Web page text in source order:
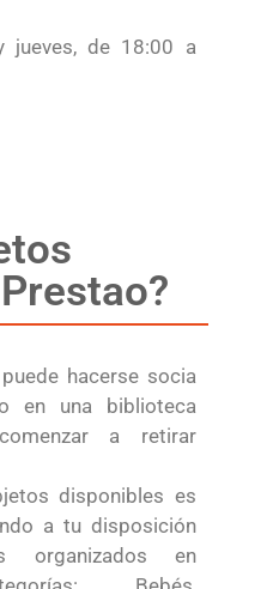
jueves, de 18:00 a
hacerse socia
en una biblioteca
a retirar
disponibles es
a tu disposición
organizados en